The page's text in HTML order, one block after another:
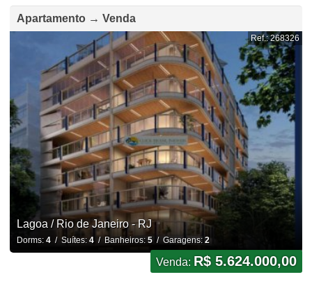
Apartamento → Venda
Ref.: 268326
Lagoa / Rio de Janeiro - RJ
Dorms: 4/ Suítes: 4/ Banheiros: 5/ Garagens: 2
Venda: R$ 5.624.000,00